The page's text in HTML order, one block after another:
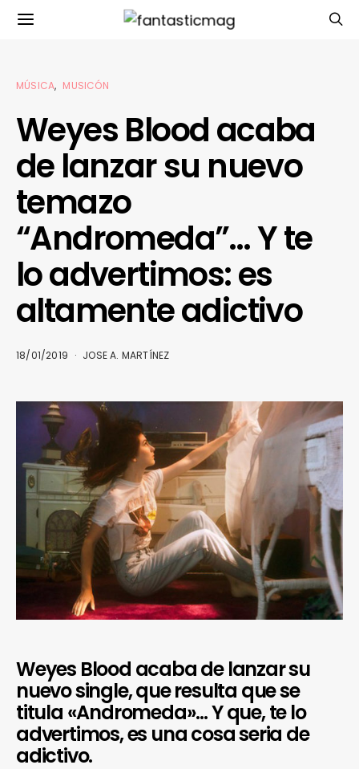
MÚSICA MUSICÓN
Weyes Blood acaba
de lanzar su nuevo
temazo
“Andromeda”… Y te
lo advertimos: es
altamente adictivo
18/01/2019 JOSE A. MARTÍNEZ
Weyes Blood acaba de lanzar su
nuevo single, que resulta que se
titula «Andromeda»… Y que, te lo
advertimos, es una cosa seria de
adictivo.